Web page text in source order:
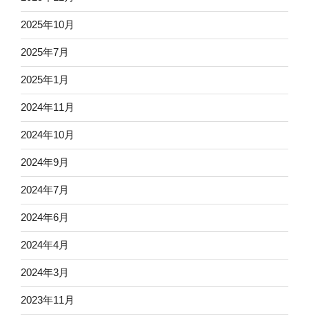
2025年10月
2025年7月
2025年1月
2024年11月
2024年10月
2024年9月
2024年7月
2024年6月
2024年4月
2024年3月
2023年11月